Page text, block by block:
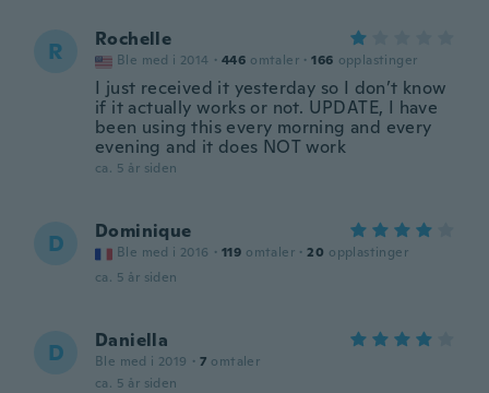
R Rochelle
Ble med i 2014 · 446 omtaler · 166 opplastinger
I just received it yesterday so I don’t know
if it actually works or not. UPDATE, I have
been using this every morning and every
evening and it does NOT work
ca. 5 år siden
D Dominique
Ble med i 2016 · 119 omtaler · 20 opplastinger
ca. 5 år siden
D Daniella
Ble med i 2019 · 7 omtaler
ca. 5 år siden